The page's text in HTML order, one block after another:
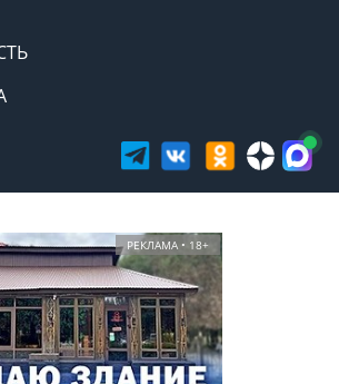
РЕКЛАМА • 18+